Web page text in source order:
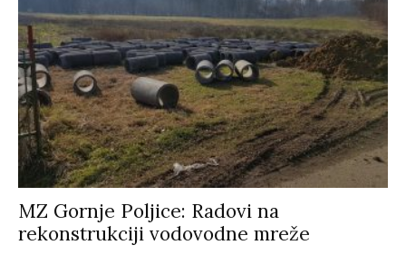
MZ Gornje Poljice: Radovi na
rekonstrukciji vodovodne mreže